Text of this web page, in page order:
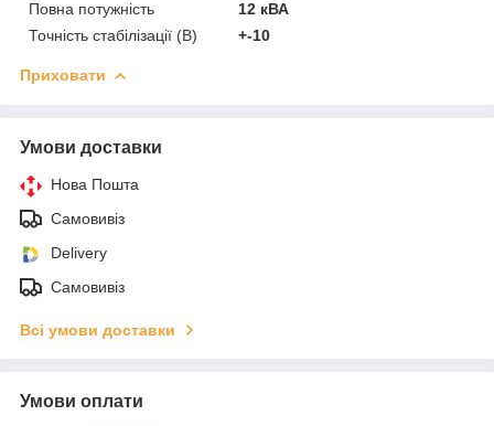
Повна потужність
12 кВА
Точність стабілізації (В)
+-10
Приховати
Умови доставки
Нова Пошта
Самовивіз
Delivery
Самовивіз
Всі умови доставки
Умови оплати